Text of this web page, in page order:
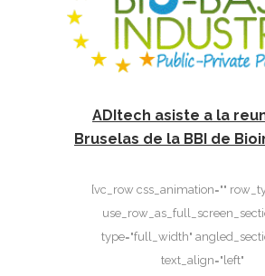
ADItech asiste a la
Bruselas de la BBI de
[vc_row css_animation=""
type="full_width"
text_align="left"